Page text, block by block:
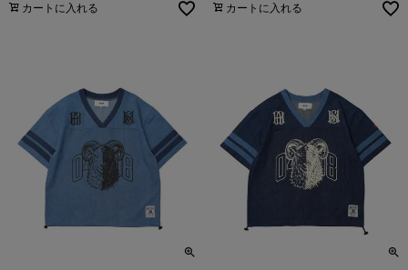
カートに入れる
カートに入れる